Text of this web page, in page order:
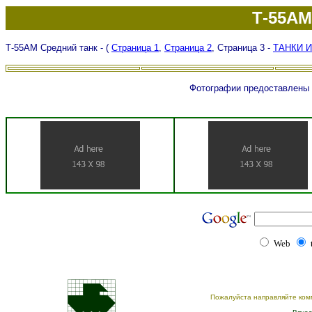
Т-
Т-55АМ Средний танк - ( Страница 1, Страница 2, Страница 3 - ТАНКИ
Фотографии
Web
Пожалуйста направляйте